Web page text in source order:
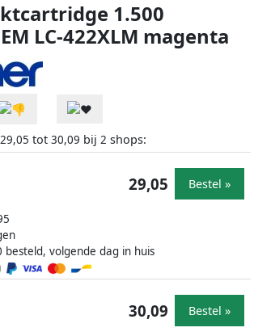
1.500
LC-422XLM magenta
29,05 tot 30,09 bij 2 shops:
besteld, volgende dag in huis
29,05 Bestel »
30,09 Bestel »